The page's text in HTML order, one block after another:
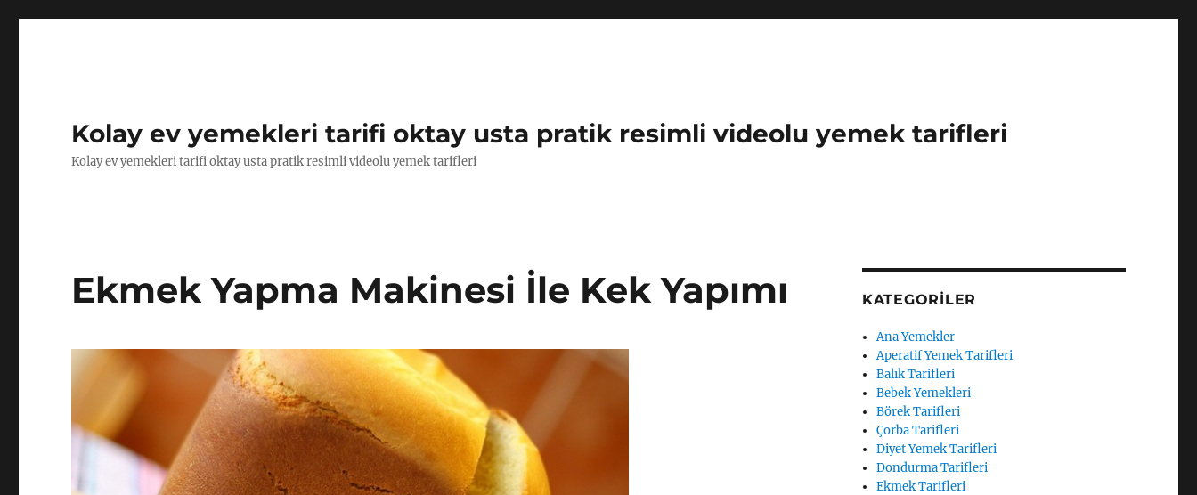
Kolay ev yemekleri tarifi oktay usta pratik resimli videolu yemek tarifleri
Kolay ev yemekleri tarifi oktay usta pratik resimli videolu yemek tarifleri
Ekmek Yapma Makinesi İle Kek Yapımı KATEGORILER
Ana Yemekler
Aperatif Yemek Tarifleri
Balık Tarifleri
Bebek Yemekleri
Börek Tarifleri
Çorba Tarifleri
Diyet Yemek Tarifleri
Dondurma Tarifleri
Ekmek Tarifleri